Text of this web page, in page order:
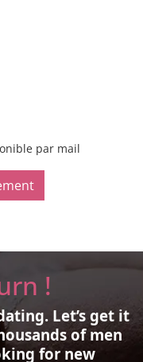
par mail
!
Let’s get it
of men
for new